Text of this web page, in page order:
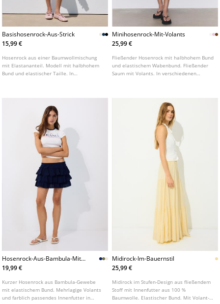
Basishosenrock-Aus-Strick
15,99 €
Hosenrock aus einer Baumwollmischung
mit Elastananteil. Modell mit halbhohem
Bund und elastischer Taille. In
Minihosenrock-Mit-Volants
25,99 €
Fließender Hosenrock mit halbhohem Bund
und elastischem Wabenbund. Fließender
Saum mit Volants. In verschiedenen
Hosenrock-Aus-Bambula-Mit-
Volants
19,99 €
Kurzer Hosenrock aus Bambula-Gewebe
mit elastischem Bund. Mehrlagige Volants
und farblich passendes Innenfutter in
Midirock-Im-Bauernstil
25,99 €
Midirock im Stufen-Design aus fließendem
Stoff mit Innenfutter aus 100 %
Baumwolle. Elastischer Bund. Mit Volant-